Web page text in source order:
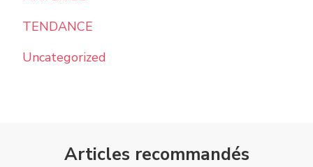
TENDANCE
Uncategorized
Articles recommandés